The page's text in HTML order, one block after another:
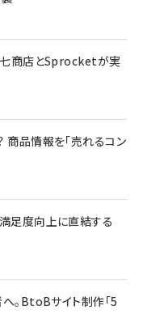
七商店とSprocketが実
商品情報を「売れるコン
足度向上に直結する
。BtoBサイト制作「5